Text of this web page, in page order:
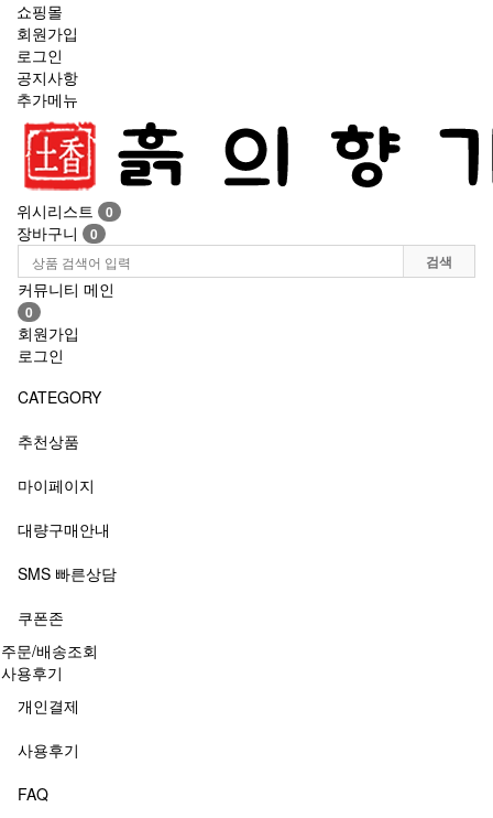
쇼핑몰
회원가입
로그인
공지사항
추가메뉴
Toggle
navigation
위시리스트 0
장바구니
0
검색
커뮤니티 메인
0
회원가입
로그인
CATEGORY
추천상품
마이페이지
대량구매안내
SMS 빠른상담
쿠폰존
주문/배송조회
사용후기
개인결제
사용후기
FAQ